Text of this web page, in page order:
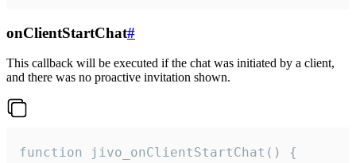
onClientStartChat#
This callback will be executed if the chat was initiated by a client,
and there was no proactive invitation shown.
function jivo_onClientStartChat() {